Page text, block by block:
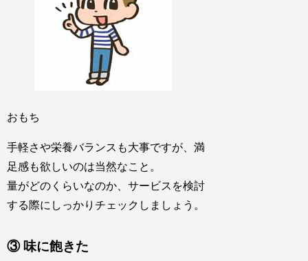
おもち
手軽さや栄養バランスも大事ですが、満
足感も欲しいのは当然なこと。
量がどのくらいなのか、サービスを検討
する際にしっかりチェックしましょう。
③ 味に飽きた